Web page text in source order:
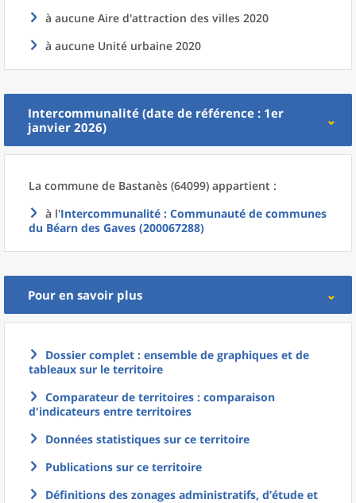
à aucune Aire d'attraction des villes 2020
à aucune Unité urbaine 2020
Intercommunalité (date de référence : 1er
janvier 2026)
La commune de Bastanès (64099) appartient :
à l'Intercommunalité : Communauté de communes
du Béarn des Gaves (200067288)
Pour en savoir plus
Dossier complet : ensemble de graphiques et de
tableaux sur le territoire
Comparateur de territoires : comparaison
d'indicateurs entre territoires
Données statistiques sur ce territoire
Publications sur ce territoire
Définitions des zonages administratifs, d’étude et